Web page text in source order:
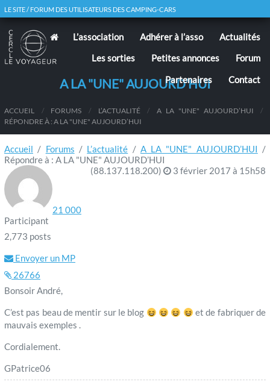
LE SITE / FORUM DES UTILISATEURS DES CAMPING-CARS
L’association Adhérer à l’asso
Actualités
Les sorties
Petites annonces
Forum
Partenaires
Contact
A LA "UNE" AUJOURD’HUI
ACCUEIL / FORUMS / L’ACTUALITÉ / A LA "UNE" AUJOURD’HUI
/
RÉPONDRE À : A LA "UNE" AUJOURD’HUI
Accueil / Forums / L’actualité / A LA "UNE" AUJOURD’HUI /
Répondre à : A LA "UNE" AUJOURD’HUI
(88.137.118.200)
3 février 2017 à 15h58
21 000
Participant
2,773 posts
Envoyer un MP
26766
Bonsoir André,
C’est pas beau de mentir sur le blog
et de fabriquer de
mauvais exemples .
Cordialement.
GPatrice06